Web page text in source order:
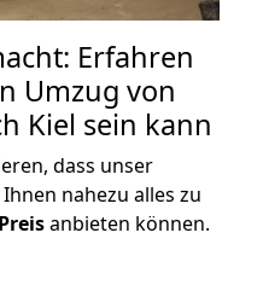
Erfahren
Umzug von
Kiel sein kann
dass unser
nahezu alles zu
Preisanbieten können.